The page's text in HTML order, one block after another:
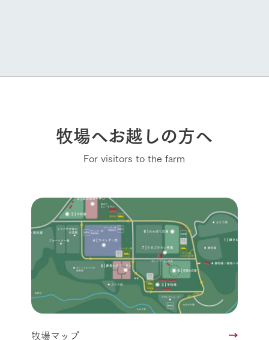
牧場へお越しの方へ
For visitors to the farm
牧場マップ